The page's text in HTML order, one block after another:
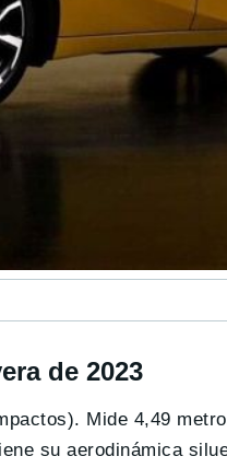
de 2023
Mide 4,49
su aerodinámica